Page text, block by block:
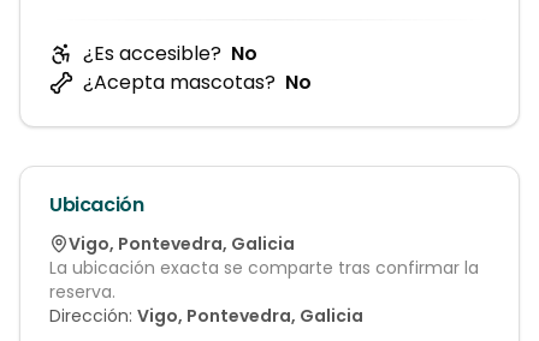
¿Es accesible? No
¿Acepta mascotas? No
Ubicación
Vigo, Pontevedra, Galicia
La ubicación exacta se comparte tras confirmar la
reserva.
Dirección: Vigo, Pontevedra, Galicia